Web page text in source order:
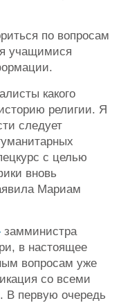
по вопросам
учащимися
какого
религии. Я
следует
с целью
вновь
Мариам
замминистра
в настоящее
вопросам уже
со всеми
В первую очередь